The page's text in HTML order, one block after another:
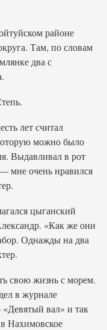
районе
Там, по словам
два с
лет считал
можно было
Выдавливал в рот
мне очень нравился
цыганский
«Как же они
Однажды на два
свою жизнь с морем.
в журнале
вал» и так
Нахимовское